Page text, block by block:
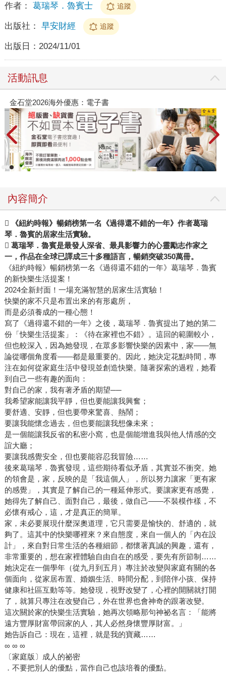
作者： 葛瑞琴．魯賓士 追蹤
出版社： 早安財經 追蹤
出版日： 2024/11/01
活動訊息
金石堂2026海外優惠：電子書
內容簡介
 《紐約時報》暢銷榜第一名《過得還不錯的一年》作者葛瑞
琴．魯賓的居家生活實驗。
 葛瑞琴．魯賓是最發人深省、最具影響力的心靈勵志作家之
一，作品在全球已譯成三十多種語言，暢銷突破350萬冊。
《紐約時報》暢銷榜第一名《過得還不錯的一年》葛瑞琴．魯賓
的新快樂生活提案！
2024全新封面！一場充滿智慧的居家生活實驗！
快樂的家不只是布置出來的有形處所，
而是必須養成的一種心態！
寫了《過得還不錯的一年》之後，葛瑞琴．魯賓提出了她的第二
份「快樂生活提案」：《待在家裡也不錯》。這回的範圍較小，
但也較深入，因為她發現，在眾多影響快樂的因素中，家——無
論從哪個角度看——都是最重要的。因此，她決定花點時間，專
注在如何從家庭生活中發現並創造快樂。隨著探索的過程，她看
到自己一些有趣的面向：
對自己的家，我有著矛盾的期望──
我希望家能讓我平靜，但也要能讓我興奮；
要舒適、安靜，但也要帶來驚喜、熱鬧；
要讓我能懷念過去，但也要能讓我想像未來；
是一個能讓我反省的私密小窩，也是個能增進我與他人情感的交
誼大廳；
要讓我感覺安全，但也要能容忍我冒險……
後來葛瑞琴．魯賓發現，這些期待看似矛盾，其實並不衝突。她
的領會是，家，反映的是「我這個人」，所以努力讓家「更有家
的感覺」，其實是了解自己的一種延伸形式。要讓家更有感覺，
她得先了解自己、面對自己，最後，做自己——不裝模作樣，不
必懷有戒心，這，才是真正的簡單。
家，未必要展現什麼深奧道理，它只需要是愉快的、舒適的，就
夠了。這其中的快樂哪裡來？來自態度，來自一個人的「內在設
計」，來自對日常生活的各種細節，都懷著真誠的興趣，還有，
非常重要的，想在家裡體驗自由自在的感受，要先有所節制……
她決定在一個學年（從九月到五月）專注於改變與家庭有關的各
個面向，從家居布置、婚姻生活、時間分配，到陪伴小孩、保持
健康和社區互動等等。她發現，視野改變了，心裡的開關就打開
了，就算只專注在改變自己，外在世界也會神奇的跟著改變。
這次關於家的快樂生活實驗，她再次領略那句神祕名言：「能將
遠方豐厚財富帶回家的人，其人必然身懷豐厚財富。」
她告訴自己：現在，這裡，就是我的寶藏……
∞ ∞ ∞
〔家庭版〕成人的祕密
．不要把別人的優點，當作自己也該培養的優點。